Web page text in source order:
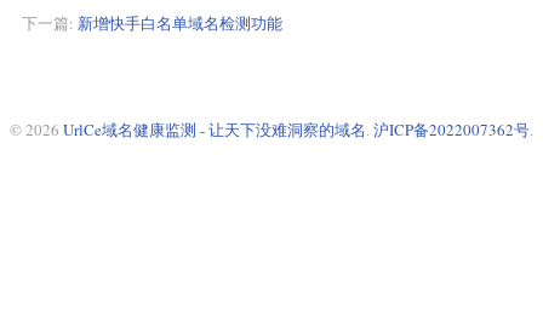
下一篇: 新增快手白名单域名检测功能
© 2026 UrlCe域名健康监测 - 让天下没难洞察的域名. 沪ICP备2022007362号.